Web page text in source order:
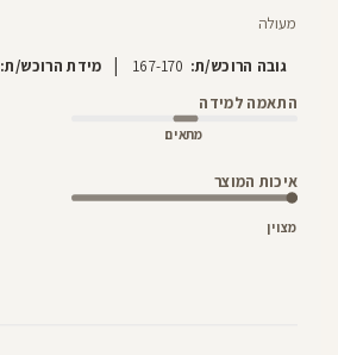
מעולה
גובה הרוכש/ת: 167-170
| מידת הרוכש/ת:
התאמה למידה
מתאים
איכות המוצר
מצוין